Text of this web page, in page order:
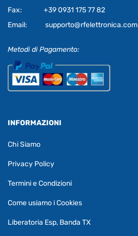
Fax:
+39 0931 175 77 82
Email:
supporto@rfelettronica.com
Metodi di Pagamento:
INFORMAZIONI
Chi Siamo
Privacy Policy
Termini e Condizioni
Come usiamo i Cookies
Liberatoria Esp, Banda TX